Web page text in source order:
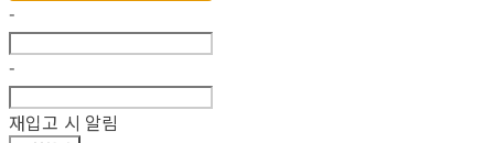
-
-
재입고 시 알림